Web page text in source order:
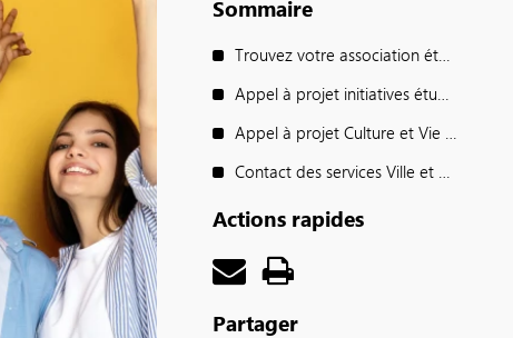
Sommaire
Trouvez votre association étudiante
Appel à projet initiatives étudiantes
Appel à projet Culture et Vie de Campus
Contact des services Ville et Agglo
Actions rapides
Partager